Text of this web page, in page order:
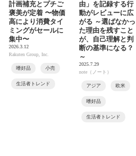
計画補充とプチご
褒美が定着 〜物価
高により消費タイ
ミングがセールに
集中〜
2026.3.12
Rakuten Group, Inc.
嗜好品 小売
生活者トレンド
由」を記録する行
動がレビューに広
がる ～選ばなかっ
た理由を残すこと
が、自己理解と判
断の基準になる？
～
2025.7.29
note（ノート）
アジア 欧米
嗜好品
生活者トレンド